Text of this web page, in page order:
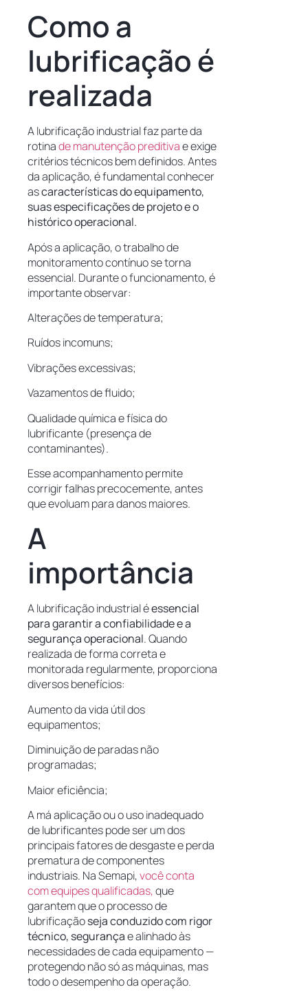
Como a
lubrificação é
realizada
A lubrificação industrial faz parte da
rotinade manutenção preditivae exige
critérios técnicos bem definidos. Antes
da aplicação, é fundamental conhecer
ascaracterísticas do equipamento,
suas especificações de projeto e o
histórico operacional.
Após a aplicação, o trabalho de
monitoramento contínuo se torna
essencial. Durante o funcionamento, é
importante observar:
Alterações de temperatura;
Ruídos incomuns;
Vibrações excessivas;
Vazamentos de fluido;
Qualidade química e física do
lubrificante (presença de
contaminantes).
Esse acompanhamento permite
corrigir falhas precocemente, antes
que evoluam para danos maiores.
A
importância
A lubrificação industrial éessencial
para garantir a confiabilidade e a
segurança operacional. Quando
realizada de forma correta e
monitorada regularmente, proporciona
diversos benefícios:
Aumento da vida útil dos
equipamentos;
Diminuição de paradas não
programadas;
Maior eficiência;
A má aplicação ou o uso inadequado
de lubrificantes pode ser um dos
principais fatores de desgaste e perda
prematura de componentes
industriais. Na Semapi,você conta
com equipes qualificadas,que
garantem que o processo de
lubrificaçãoseja conduzido com rigor
técnico, segurançae alinhado às
necessidades de cada equipamento —
protegendo não só as máquinas, mas
todo o desempenho da operação.